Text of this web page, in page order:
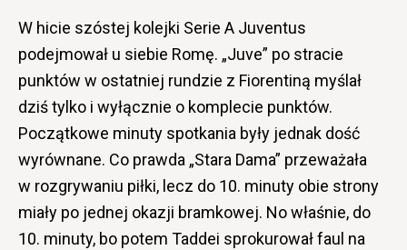
W hicie szóstej kolejki Serie A Juventus
podejmował u siebie Romę. „Juve” po stracie
punktów w ostatniej rundzie z Fiorentiną myślał
dziś tylko i wyłącznie o komplecie punktów.
Początkowe minuty spotkania były jednak dość
wyrównane. Co prawda „Stara Dama” przeważała
w rozgrywaniu piłki, lecz do 10. minuty obie strony
miały po jednej okazji bramkowej. No właśnie, do
10. minuty, bo potem Taddei sprokurował faul na